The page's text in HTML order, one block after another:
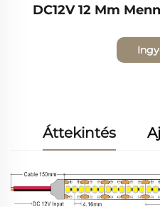
DC12V 12 Mm
Áttekintés